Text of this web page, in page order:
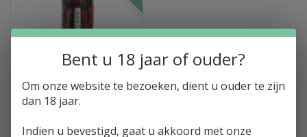
Toevoegen aan winkelwagen
Black 1905, Non-
Alcoholic Drink,
Bent u 18 jaar of ouder?
Om onze website te bezoeken, dient u ouder te zijn
dan 18 jaar.
Indien u bevestigd, gaat u akkoord met onze